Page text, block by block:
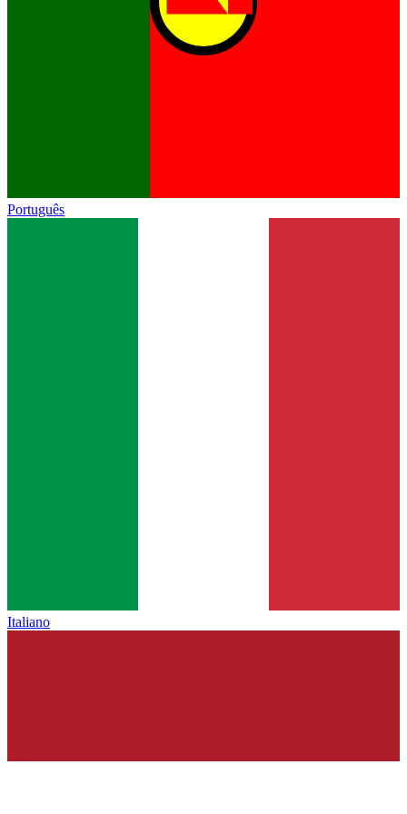
Português
Italiano